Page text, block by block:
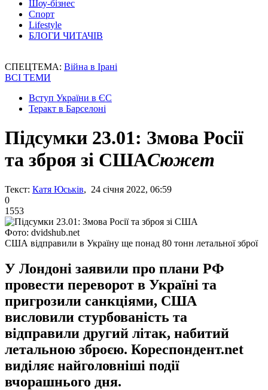
Шоу-бізнес
Спорт
Lifestyle
БЛОГИ ЧИТАЧІВ
СПЕЦТЕМА: Війна в Ірані
ВСІ ТЕМИ
Вступ України в ЄС
Теракт в Барселоні
Підсумки 23.01: Змова Росії
та зброя зі СШАСюжет
Текст: Катя Юськів, 24 січня 2022, 06:59
0
1553
Фото: dvidshub.net
США відправили в Україну ще понад 80 тонн летальної зброї
У Лондоні заявили про плани РФ
провести переворот в Україні та
пригрозили санкціями, США
висловили стурбованість та
відправили другий літак, набитий
летальною зброєю. Кореспондент.net
виділяє найголовніші події
вчорашнього дня.